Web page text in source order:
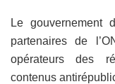
Le gouvernement
partenaires de
opérateurs des
contenus